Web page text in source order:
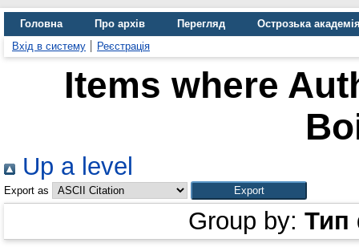
Головна Про архів Перегляд
Острозька
Вхід в систему
Реєстрація
Items where
Up a level
Export as
Group by: Тип